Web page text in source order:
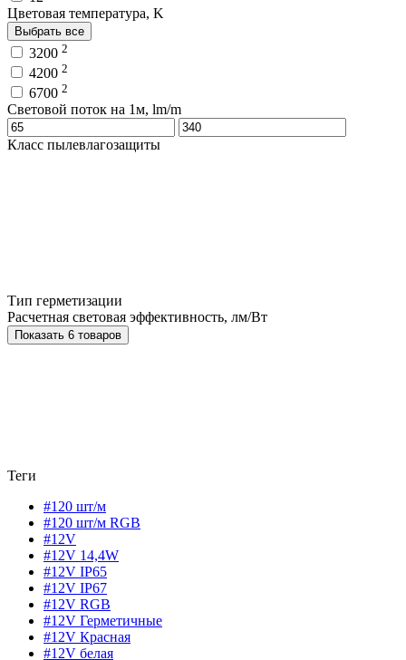
Цветовая температура, K
Выбрать все
3200 2
4200 2
6700 2
Световой поток на 1м, lm/m
Класс пылевлагозащиты
Тип герметизации
Расчетная световая эффективность, лм/Вт
Показать 6 товаров
Теги
#120 шт/м
#120 шт/м RGB
#12V
#12V 14,4W
#12V IP65
#12V IP67
#12V RGB
#12V Герметичные
#12V Красная
#12V белая